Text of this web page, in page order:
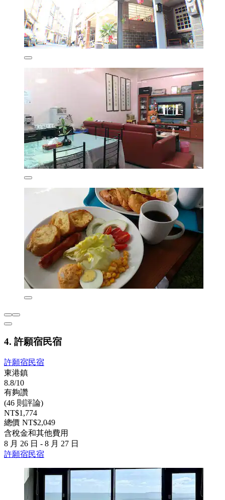
4. 許願宿民宿
許願宿民宿
東港鎮
8.8/10
有夠讚
(46 則評論)
NT$1,774
總價 NT$2,049
含稅金和其他費用
8 月 26 日 - 8 月 27 日
許願宿民宿